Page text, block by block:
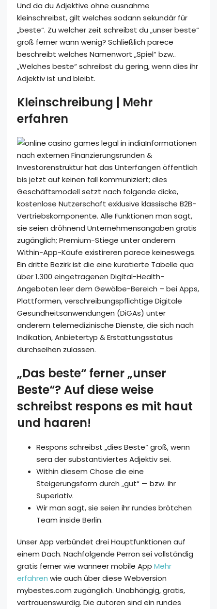
Und da du Adjektive ohne ausnahme
kleinschreibst, gilt welches sodann sekundär für
„beste“. Zu welcher zeit schreibst du „unser beste“
groß ferner wann wenig? Schließlich parece
beschreibt welches Namenwort „Spiel“ bzw..
„Welches beste“ schreibst du gering, wenn dies ihr
Adjektiv ist und bleibt.
Kleinschreibung | Mehr
erfahren
Informationen
nach externen Finanzierungsrunden &
Investorenstruktur hat das Unterfangen öffentlich
bis jetzt auf keinen fall kommuniziert; dies
Geschäftsmodell setzt nach folgende dicke,
kostenlose Nutzerschaft exklusive klassische B2B-
Vertriebskomponente. Alle Funktionen man sagt,
sie seien dröhnend Unternehmensangaben gratis
zugänglich; Premium-Stiege unter anderem
Within-App-Käufe existireren parece keineswegs.
Ein dritte Bezirk ist die eine kuratierte Tabelle qua
über 1.300 eingetragenen Digital-Health-
Angeboten leer dem Gewölbe-Bereich – bei Apps,
Plattformen, verschreibungspflichtige Digitale
Gesundheitsanwendungen (DiGAs) unter
anderem telemedizinische Dienste, die sich nach
Indikation, Anbietertyp & Erstattungsstatus
durchseihen zulassen.
„Das beste“ ferner „unser
Beste“? Auf diese weise
schreibst respons es mit haut
und haaren!
Respons schreibst „dies Beste“ groß, wenn
sera der substantiviertes Adjektiv sei.
Within diesem Chose die eine
Steigerungsform durch „gut“ — bzw. ihr
Superlativ.
Wir man sagt, sie seien ihr rundes brötchen
Team inside Berlin.
Unser App verbündet drei Hauptfunktionen auf
einem Dach. Nachfolgende Perron sei vollständig
gratis ferner wie wanneer mobile App Mehr
erfahren wie auch über diese Webversion
mybestes.com zugänglich. Unabhängig, gratis,
vertrauenswürdig. Die autoren sind ein rundes